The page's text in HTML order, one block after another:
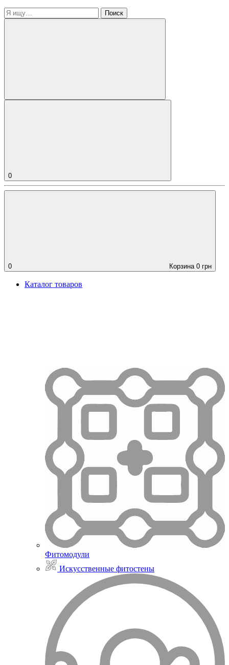
Поиск
0
0 Корзина 0 грн
Каталог товаров
Фитомодули
Искусственные фитостены